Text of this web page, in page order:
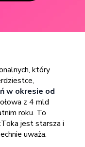
który
w okresie od
z 4 mld
roku. To
jest starsza i
uważa.